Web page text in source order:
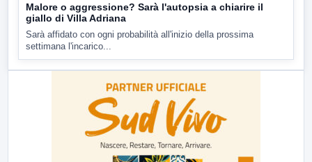
Malore o aggressione? Sarà l'autopsia a chiarire il
giallo di Villa Adriana
Sarà affidato con ogni probabilità all'inizio della prossima
settimana l'incarico...